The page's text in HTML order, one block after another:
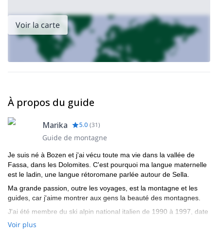
intermédiaireet monfacileprogramme !
Voir la carte
À propos du guide
Marika 5.0 (31)
Guide de montagne
Je suis né à Bozen et j'ai vécu toute ma vie dans la vallée de
Fassa, dans les Dolomites. C'est pourquoi ma langue maternelle
est le ladin, une langue rétoromane parlée autour de Sella.
Ma grande passion, outre les voyages, est la montagne et les
guides, car j'aime montrer aux gens la beauté des montagnes.
J'ai été membre du ski alpin national italien de 1990 à 1997, date
à laquelle je suis devenu moniteur de ski. En 2009
Voir plus